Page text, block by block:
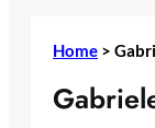
Home >